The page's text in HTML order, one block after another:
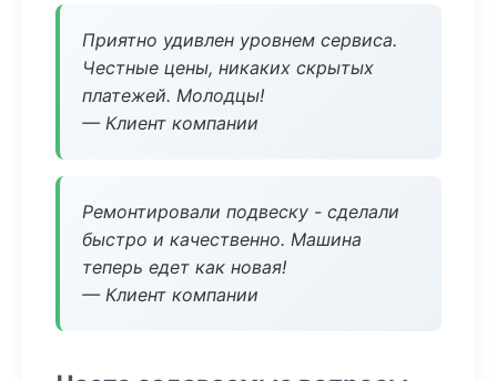
Приятно удивлен уровнем сервиса.
Честные цены, никаких скрытых
платежей. Молодцы!
— Клиент компании
Ремонтировали подвеску - сделали
быстро и качественно. Машина
теперь едет как новая!
— Клиент компании